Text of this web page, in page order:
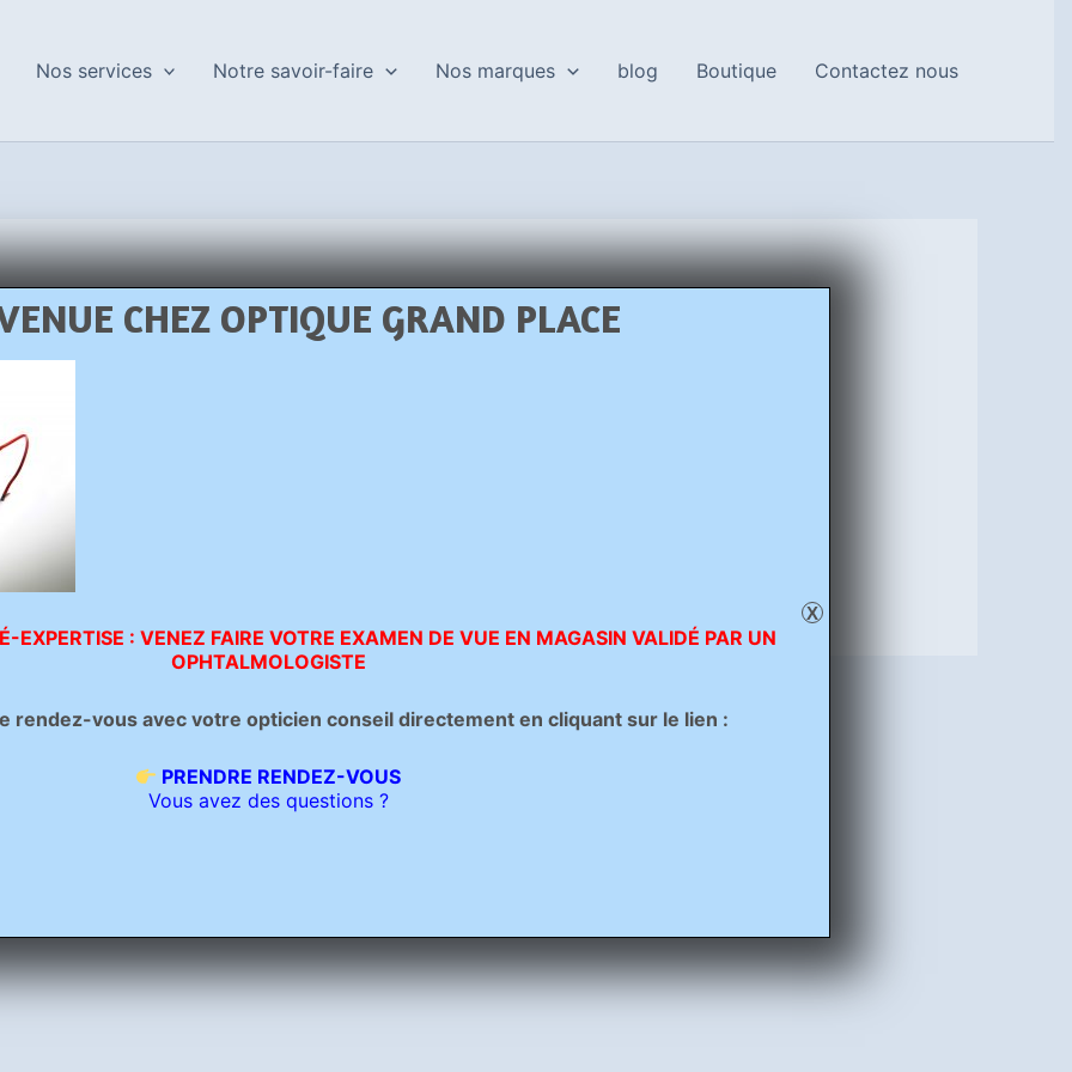
Nos services Notre savoir-faire Nos marques blog Boutique Contactez nous
CHEZ OPTIQUE GRAND PLACE
EXPERTISE : VENEZ FAIRE VOTRE EXAMEN DE VUE EN MAGASIN VALIDÉ PAR UN
OPHTALMOLOGISTE
rendez-vous avec votre opticien conseil directement en cliquant sur le lien :
PRENDRE RENDEZ-VOUS
Vous avez des questions ?
X